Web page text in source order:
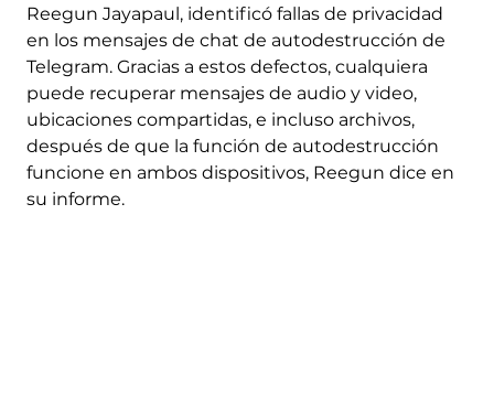
Reegun Jayapaul, identificó fallas de privacidad
en los mensajes de chat de autodestrucción de
Telegram. Gracias a estos defectos, cualquiera
puede recuperar mensajes de audio y video,
ubicaciones compartidas, e incluso archivos,
después de que la función de autodestrucción
funcione en ambos dispositivos, Reegun dice en
su informe.